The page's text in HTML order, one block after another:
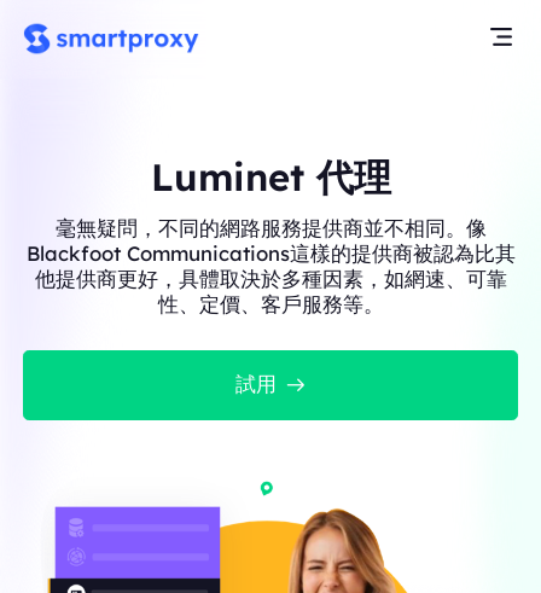
Luminet 代理
毫無疑問，不同的網路服務提供商並不相同。像
Blackfoot Communications這樣的提供商被認為比其
他提供商更好，具體取決於多種因素，如網速、可靠
性、定價、客戶服務等。
試用